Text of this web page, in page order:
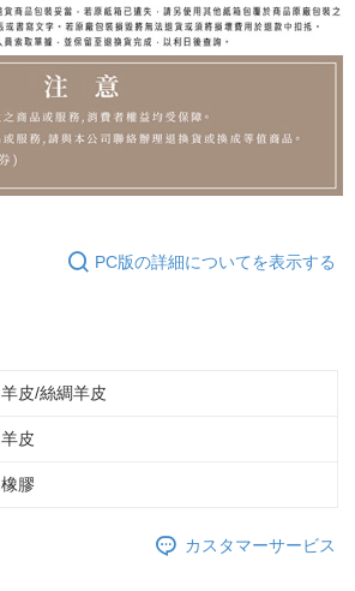
PC版の詳細についてを表示する
羊皮/絲綢羊皮
羊皮
橡膠
カスタマーサービス